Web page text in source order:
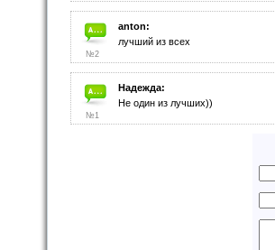
anton:
лучший из всех
№2
Надежда:
Не один из лучших))
№1